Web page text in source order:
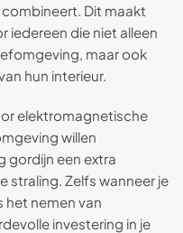
Dit maakt
iedereen die niet alleen
maar ook
hun interieur.
elektromagnetische
willen
gordijn een extra
straling. Zelfs wanneer je
het nemen van
investering in je